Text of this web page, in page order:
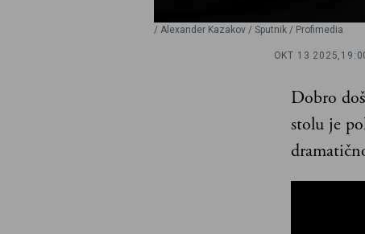
/ Alexander Kazakov / Sputnik / Profimedia
OKT 13 2025,
Dobro
stolu je